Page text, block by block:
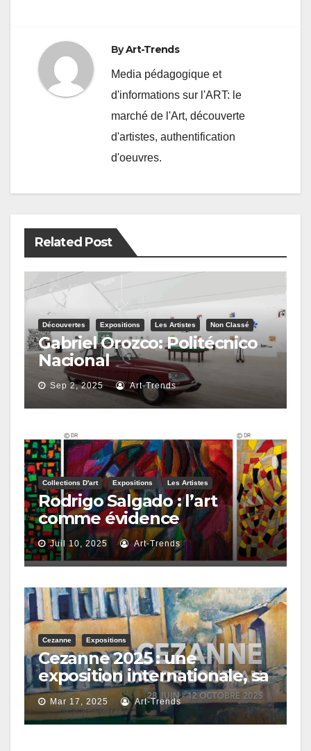
ByArt-Trends
Media pédagogique et
d'informations sur l'ART: le
marché de l'Art, découverte
d'artistes, authentification
d'oeuvres.
Related Post
Découvertes Expositions Les Artistes Non Classé
Gabriel Orozco: Politécnico
Nacional
Sep 2, 2025 Art-Trends
Collections D'art Expositions Les Artistes
Rodrigo Salgado : l’art
comme évidence
Juil 10, 2025 Art-Trends
Cezanne Expositions
Cezanne 2025 : une
exposition internationale, sa
demeure, son atelier, ses
paysages…
Mar 17, 2025 Art-Trends